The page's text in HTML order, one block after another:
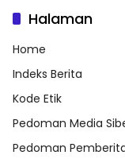
Halaman
Home
Indeks Berita
Kode Etik
Pedoman Media
Pedoman